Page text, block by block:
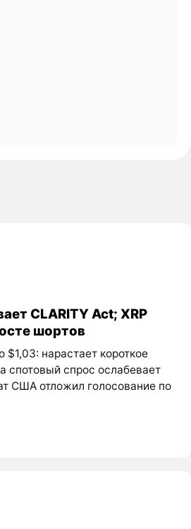
CLARITY Act; XRP
шортов
$1,03: нарастает короткое
спотовый спрос ослабевает
США отложил голосование по